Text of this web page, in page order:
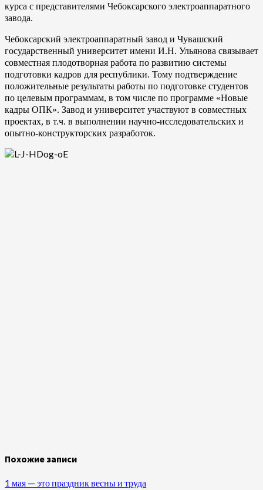
курса с представителями Чебоксарского электроаппаратного
завода.
Чебоксарский электроаппаратный завод и Чувашский
государственный университет имени И.Н. Ульянова связывает
совместная плодотворная работа по развитию системы
подготовки кадров для республики. Тому подтверждение
положительные результаты работы по подготовке студентов
по целевым программам, в том числе по программе «Новые
кадры ОПК». Завод и университет участвуют в совместных
проектах, в т.ч. в выполнении научно-исследовательских и
опытно-конструкторских разработок.
Похожие записи
1 мая — это праздник весны и труда